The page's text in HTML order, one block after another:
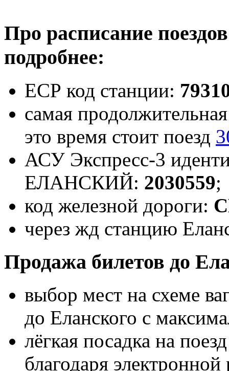
Про расписание
подробнее:
ЕСР код станции:
самая
это время стоит поезд
АСУ Экспресс-3
ЕЛАНСКИЙ: 2030559;
код железной дороги:
через жд станцию
Продажа билетов до
выбор мест на схеме
до Еланского с
лёгкая посадка на
благодаря